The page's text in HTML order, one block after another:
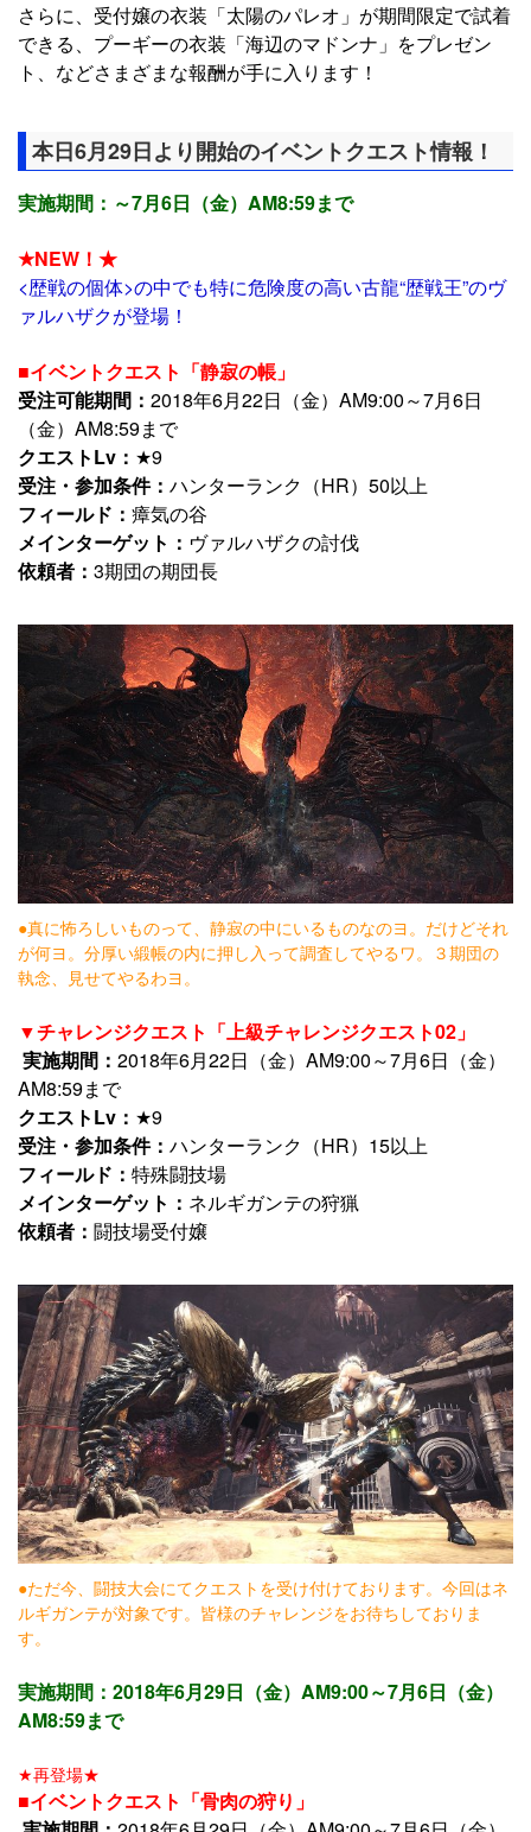
さらに、受付嬢の衣装「太陽のパレオ」が期間限定で試着
できる、プーギーの衣装「海辺のマドンナ」をプレゼン
ト、などさまざまな報酬が手に入ります！
本日6月29日より開始のイベントクエスト情報！
実施期間：～7月6日（金）AM8:59まで
★NEW！★
<歴戦の個体>の中でも特に危険度の高い古龍“歴戦王”のヴ
ァルハザクが登場！
■イベントクエスト「静寂の帳」
受注可能期間： 2018年6月22日（金）AM9:00～7月6日
（金）AM8:59まで
クエストLv： ★9
受注・参加条件： ハンターランク（HR）50以上
フィールド： 瘴気の谷
メインターゲット： ヴァルハザクの討伐
依頼者： 3期団の期団長
●真に怖ろしいものって、静寂の中にいるものなのヨ。だけどそれ
が何ヨ。分厚い緞帳の内に押し入って調査してやるワ。３期団の
執念、見せてやるわヨ。
▼チャレンジクエスト「上級チャレンジクエスト02」
実施期間： 2018年6月22日（金）AM9:00～7月6日（金）
AM8:59まで
クエストLv： ★9
受注・参加条件： ハンターランク（HR）15以上
フィールド： 特殊闘技場
メインターゲット： ネルギガンテの狩猟
依頼者： 闘技場受付嬢
●ただ今、闘技大会にてクエストを受け付けております。今回はネ
ルギガンテが対象です。皆様のチャレンジをお待ちしておりま
す。
実施期間：2018年6月29日（金）AM9:00～7月6日（金）
AM8:59まで
★再登場★
■イベントクエスト「骨肉の狩り」